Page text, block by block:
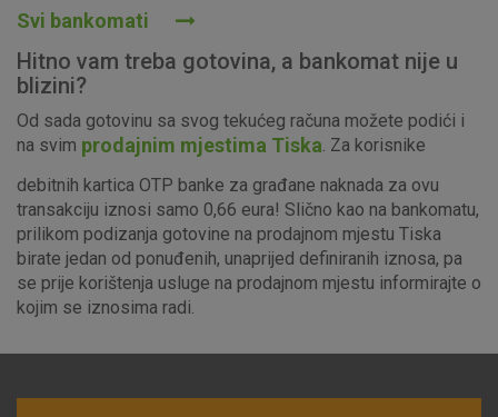
Svi bankomati
Hitno vam treba gotovina, a bankomat nije u
blizini?
Od sada gotovinu sa svog tekućeg računa možete podići i
na svim prodajnim mjestima Tiska . Za korisnike
debitnih kartica OTP banke za građane naknada za ovu
transakciju iznosi samo 0,66 eura! Slično kao na bankomatu,
prilikom podizanja gotovine na prodajnom mjestu Tiska
birate jedan od ponuđenih, unaprijed definiranih iznosa, pa
se prije korištenja usluge na prodajnom mjestu informirajte o
kojim se iznosima radi.
Ovi kolačići nužni su za funkcioniranje internetske stranice i
postavljaju kao odgovor na vaše radnje koje uključuju zahtjev
za uslugama, kao što su postavke kolačića. Svoj preglednik
o njima, ali u tom slučaju neki dijelovi stranice neće raditi. Ti
kolačići ne pohranjuju nikakve informacije koje bi vas mogle
identificirati.
Detaljnije informacije o kolačićima